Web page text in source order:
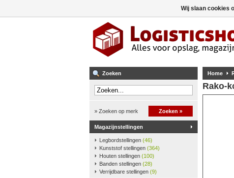
Zoeken
» Zoeken op merk Zoeken »
Magazijnstellingen
Legbordstellingen (46)
Kunststof stellingen (364)
Houten stellingen (100)
Banden stellingen (28)
Verrijdbare stellingen (9)
Home
Rako-
Wij slaan cookies